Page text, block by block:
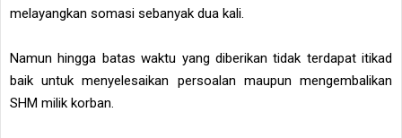
melayangkan somasi sebanyak dua kali.
Namun hingga batas waktu yang diberikan tidak terdapat itikad
baik untuk menyelesaikan persoalan maupun mengembalikan
SHM milik korban.